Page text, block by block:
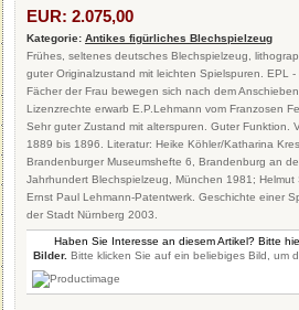
EUR: 2.075,00
Kategorie: Antikes figürliches Blechspielzeug
Frühes, seltenes deutsches Blechspielzeug,
guter Originalzustand mit leichten Spielspuren. EPL
Fächer der Frau bewegen sich nach dem
Lizenzrechte erwarb E.P.Lehmann vom Franzosen
Sehr guter Zustand mit alterspuren. Guter Funktion.
1889 bis 1896. Literatur: Heike Köhler/Katharina
Brandenburger Museumshefte 6, Brandenburg an
Jahrhundert Blechspielzeug, München 1981;
Ernst Paul Lehmann-Patentwerk. Geschichte einer
der Stadt Nürnberg 2003.
Haben Sie Interesse an diesem Artikel? Bitte
Bilder. Bitte klicken Sie auf ein beliebiges Bild, um